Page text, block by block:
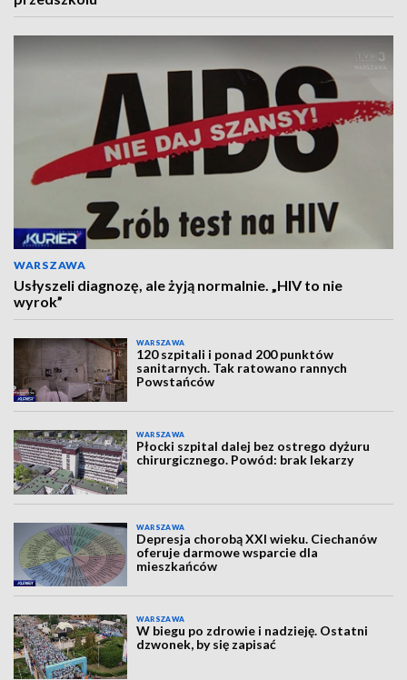
WARSZAWA
Usłyszeli diagnozę, ale żyją normalnie. „HIV to nie
wyrok”
WARSZAWA
120 szpitali i ponad 200 punktów
sanitarnych. Tak ratowano rannych
Powstańców
WARSZAWA
Płocki szpital dalej bez ostrego dyżuru
chirurgicznego. Powód: brak lekarzy
WARSZAWA
Depresja chorobą XXI wieku. Ciechanów
oferuje darmowe wsparcie dla
mieszkańców
WARSZAWA
W biegu po zdrowie i nadzieję. Ostatni
dzwonek, by się zapisać